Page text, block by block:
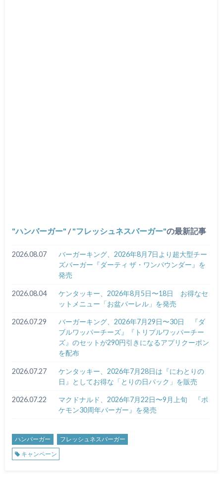
ハンバーガー / フレッシュネスバーガー の最新記事
2026.08.07
バーガーキング、2026年8月7日より超大型チー
ズバーガー『ダーティ ザ・ワンパウンダー』を
発売
2026.08.04
ケンタッキー、2026年8月5日〜18日 お得なセ
ットメニュー「お盆バーレル」を発売
2026.07.29
バーガーキング、2026年7月29日〜30日 『ダ
ブルワッパーチーズ』『トリプルワッパーチー
ズ』のセットが290円引きになるアプリクーポン
を配布
2026.07.27
ケンタッキー、2026年7月28日は『にわとりの
日』としてお得な「とりの日パック」を販売
2026.07.22
マクドナルド、2026年7月22日〜9月上旬 『ポ
ケモン30周年バーガー』を発売
ハンバーガー
フレッシュネスバーガー
キャンペーン